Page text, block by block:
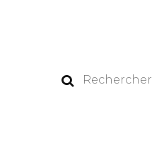
Rechercher :